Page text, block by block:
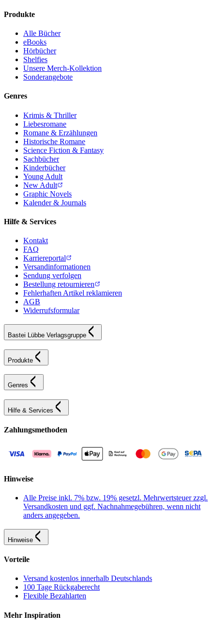
Produkte
Alle Bücher
eBooks
Hörbücher
Shelfies
Unsere Merch-Kollektion
Sonderangebote
Genres
Krimis & Thriller
Liebesromane
Romane & Erzählungen
Historische Romane
Science Fiction & Fantasy
Sachbücher
Kinderbücher
Young Adult
New Adult
Graphic Novels
Kalender & Journals
Hilfe & Services
Kontakt
FAQ
Karriereportal
Versandinformationen
Sendung verfolgen
Bestellung retournieren
Fehlerhaften Artikel reklamieren
AGB
Widerrufsformular
Bastei Lübbe Verlagsgruppe
Produkte
Genres
Hilfe & Services
Zahlungsmethoden
Hinweise
Alle Preise inkl. 7% bzw. 19% gesetzl. Mehrwertsteuer zzgl.
Versandkosten und ggf. Nachnahmegebühren, wenn nicht
anders angegeben.
Hinweise
Vorteile
Versand kostenlos innerhalb Deutschlands
100 Tage Rückgaberecht
Flexible Bezahlarten
Mehr Inspiration